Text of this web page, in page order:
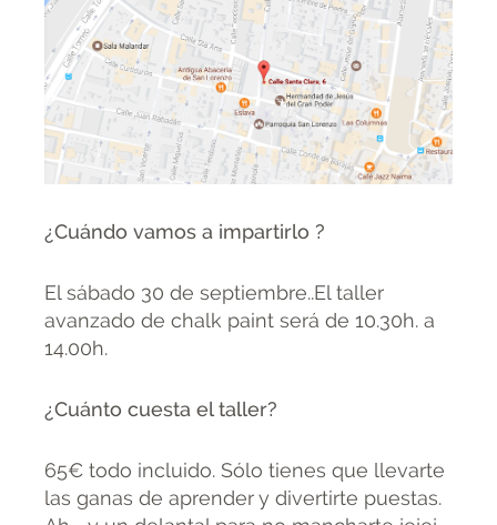
¿Cuándo vamos a impartirlo ?
El sábado 30 de septiembre..El taller
avanzado de chalk paint será de 10.30h. a
14.00h.
¿Cuánto cuesta el taller?
65€ todo incluido. Sólo tienes que llevarte
las ganas de aprender y divertirte puestas.